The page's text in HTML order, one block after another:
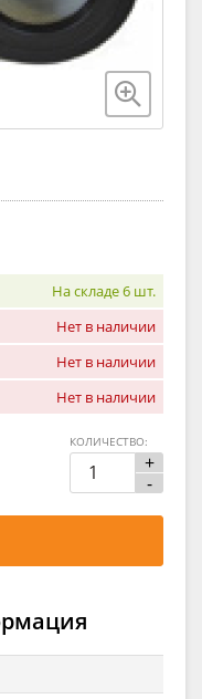
На складе 6 шт.
Нет в наличии
Нет в наличии
Нет в наличии
+
-
КОЛИЧЕСТВО: